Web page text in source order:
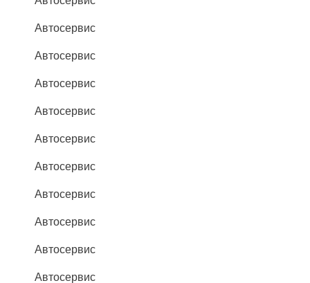
Автосервис
Автосервис
Автосервис
Автосервис
Автосервис
Автосервис
Автосервис
Автосервис
Автосервис
Автосервис